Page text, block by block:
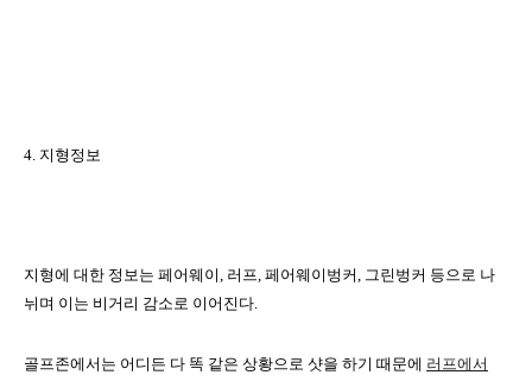
4. 지형정보
지형에 대한 정보는 페어웨이, 러프, 페어웨이벙커, 그린벙커 등으로 나
뉘며 이는 비거리 감소로 이어진다.
골프존에서는 어디든 다 똑 같은 상황으로 샷을 하기 때문에 러프에서